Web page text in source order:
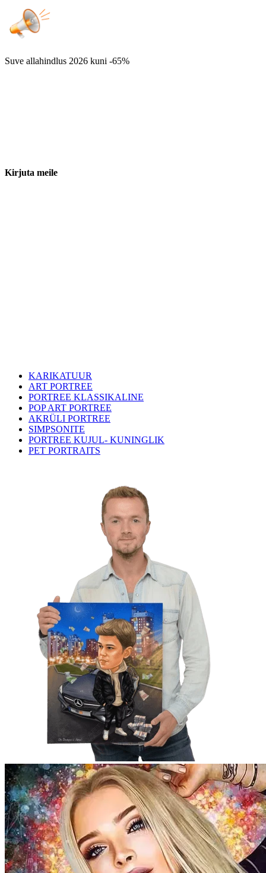
Suve allahindlus 2026 kuni -65%
Kirjuta meile
KARIKATUUR
ART PORTREE
PORTREE KLASSIKALINE
POP ART PORTREE
AKRÜLI PORTREE
SIMPSONITE
PORTREE KUJUL- KUNINGLIK
PET PORTRAITS